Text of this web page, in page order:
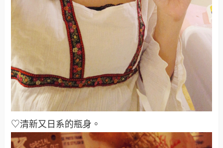
♡清新又日系的瓶身 。